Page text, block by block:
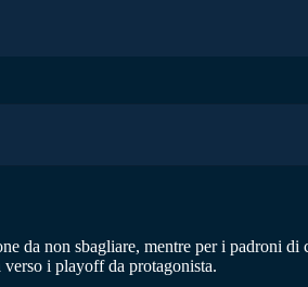
da non sbagliare, mentre per i padroni
i playoff da protagonista.